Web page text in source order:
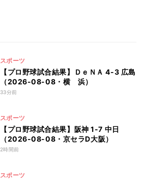
スポーツ
【プロ野球試合結果】ＤｅＮＡ 4-3 広島
（2026-08-08・横 浜）
33分前
スポーツ
【プロ野球試合結果】阪神 1-7 中日
（2026-08-08・京セラD大阪）
2時間前
スポーツ